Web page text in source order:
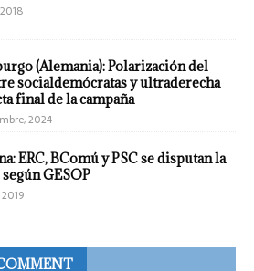
(Alemania): Polarización del
socialdemócratas y ultraderecha
final de la campaña
2024
ERC, BComú y PSC se disputan la
GESOP